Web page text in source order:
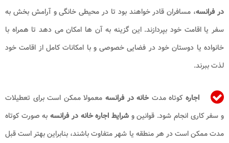
در فرانسه، مسافران قادر خواهند بود تا در محیطی خانگی و آرامش بخش به
سفر یا اقامت خود بپردازند. این گزینه به آن ها امکان می دهد تا همراه با
خانواده یا دوستان خود در فضایی خصوصی و با امکانات کامل از اقامت خود
لذت ببرند.
اجارهکوتاه مدتخانه در فرانسه معمولا ممکن است برای تعطیلات
و سفر کاری انجام شود. قوانین و شرایط اجاره خانه در فرانسه به صورت کوتاه
مدت ممکن است در هر منطقه یا شهر متفاوت باشند، بنابراین بهتر است قبل